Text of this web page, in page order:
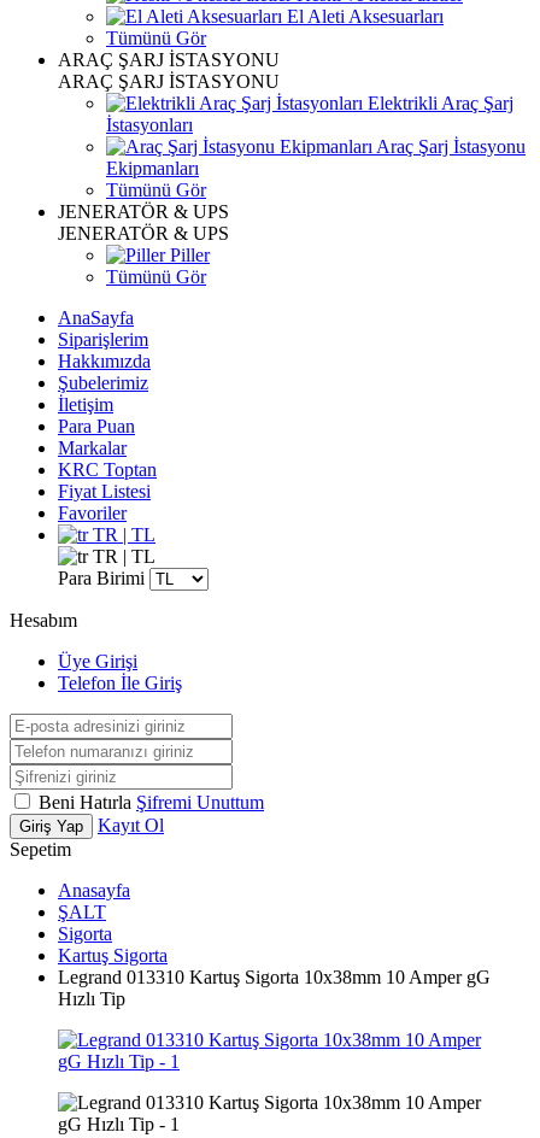
El Aleti Aksesuarları
Tümünü Gör
ARAÇ ŞARJ İSTASYONU
ARAÇ ŞARJ İSTASYONU
Elektrikli Araç Şarj
İstasyonları
Araç Şarj İstasyonu
Ekipmanları
Tümünü Gör
JENERATÖR & UPS
JENERATÖR & UPS
Piller
Tümünü Gör
AnaSayfa
Siparişlerim
Hakkımızda
Şubelerimiz
İletişim
Para Puan
Markalar
KRC Toptan
Fiyat Listesi
Favoriler
TR | TL
TR | TL
Para Birimi
Hesabım
Üye Girişi
Telefon İle Giriş
Beni Hatırla Şifremi Unuttum
Giriş Yap
Kayıt Ol
Sepetim
Anasayfa
ŞALT
Sigorta
Kartuş Sigorta
Legrand 013310 Kartuş Sigorta 10x38mm 10 Amper gG
Hızlı Tip